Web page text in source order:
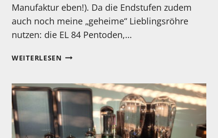
Manufaktur eben!). Da die Endstufen zudem
auch noch meine „geheime“ Lieblingsröhre
nutzen: die EL 84 Pentoden,…
WEITERLESENKENNEN
„RÖHRENSCHMIEDE?“
DAS
SOLLTEN
SIE!
UNBEDINGT!